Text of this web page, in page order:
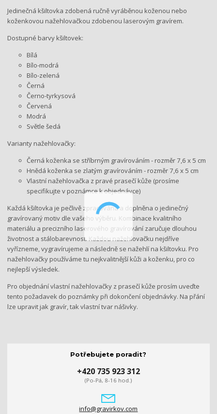
Jedinečná kšiltovka zdobená ručně vyráběnou koženou nebo
koženkovou nažehlovačkou zdobenou laserovým gravírem.
Dostupné barvy kšiltovek:
Bílá
Bílo-modrá
Bílo-zelená
Černá
Černo-tyrkysová
Červená
Modrá
Světle šedá
Varianty nažehlovačky:
Černá koženka se stříbrným gravírováním - rozměr 7,6 x 5 cm
Hnědá koženka se zlatým gravírováním - rozměr 7,6 x 5 cm
Vlastní nažehlovačka z pravé prasečí kůže (prosíme
specifikujte v poznámce k objednávce)
Každá kšiltovka je pečlivě zpracována a doplněna o jedinečný
gravírovaný motiv dle vašeho výběru. Kombinace kvalitního
materiálu a precizního laserového gravírování zaručuje dlouhou
životnost a stálobarevnost. Každou nažehlovačku nejdříve
vyřízneme, vygravírujeme a následně se nažehlí na kšiltovku. Pro
nažehlovačky používáme tu nejkvalitnější kůži a koženku, pro co
nejlepší výsledek.
Pro objednání vlastní nažehlovačky z prasečí kůže prosím uveďte
tento požadavek do poznámky při dokončení objednávky. Na přání
lze upravit jak gravír, tak vlastní tvar nášivky.
Potřebujete poradit?
+420 735 923 312
(Po-Pá, 8-16 hod.)
info@gravirkov.com